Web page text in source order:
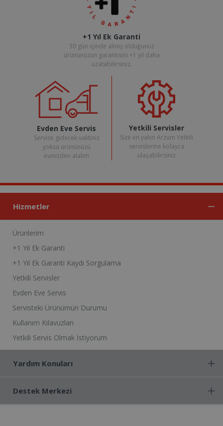
+1 Yıl Ek Garanti
30 gün içinde almış olduğunuz
ürününüzün garantisini +1 yıl daha
uzatabilirsiniz.
Evden Eve Servis
Servise gidecek vaktiniz
yoksa ürününüzü
evinizden alalım
Yetkili Servisler
Size en yakın Arzum Yetkili
servislerine kolayca
ulaşabilirsiniz
Hizmetler
Ürünlerim
+1 Yıl Ek Garanti
+1 Yıl Ek Garanti Kaydı Sorgulama
Yetkili Servisler
Evden Eve Servis
Servisteki Ürünümün Durumu
Kullanım Kılavuzları
Yetkili Servis Olmak İstiyorum
Yardım Konuları
Destek Merkezi